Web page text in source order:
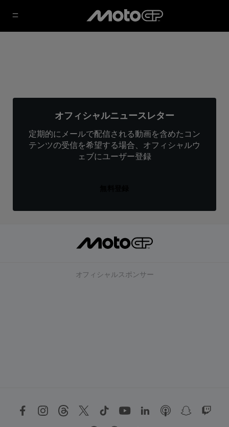
オフィシャルニュースレター
定期的にメールで配信される動画を含めたコン
テンツの受信を希望する場合、オフィシャルウ
ェブにユーザー登録
オフィシャルスポンサー